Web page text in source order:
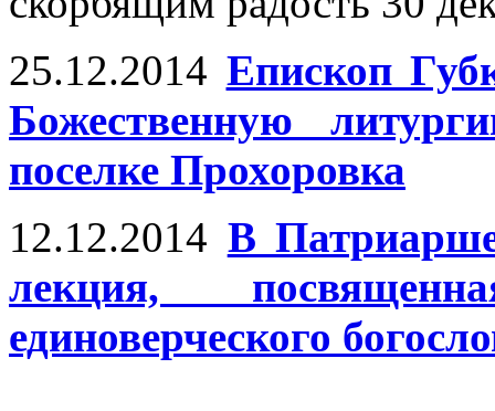
25.12.2014 Епископ
Божественную
поселке Прохоровка
12.12.2014 В
лекция,
единоверческого